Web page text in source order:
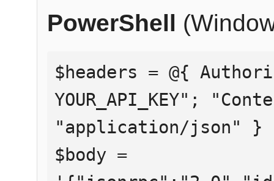
PowerShell
$headers = @{
YOUR_API_KEY";
"application/json" }
$body =